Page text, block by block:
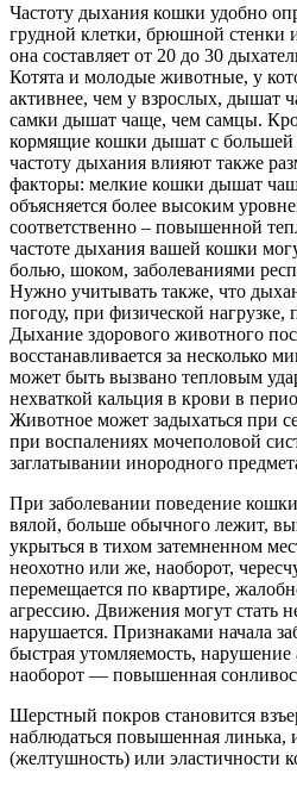
Частоту дыхания кошки удобно
грудной клетки, брюшной стенки
она составляет от 20 до 30
Котята и молодые животные, у
активнее, чем у взрослых, дышат
самки дышат чаще, чем самцы.
кормящие кошки дышат с большей
частоту дыхания влияют также
факторы: мелкие кошки дышат
объясняется более высоким
соответственно – повышенной
частоте дыхания вашей кошки
болью, шоком, заболеваниями
Нужно учитывать также, что
погоду, при физической
Дыхание здорового животного
восстанавливается за несколько
может быть вызвано тепловым
нехваткой кальция в крови в
Животное может задыхаться при
при воспалениях мочеполовой
заглатывании инородного
При заболевании поведение
вялой, больше обычного лежит,
укрыться в тихом затемненном
неохотно или же, наоборот,
перемещается по квартире,
агрессию. Движения могут стать
нарушается. Признаками начала
быстрая утомляемость,
наоборот — повышенная
Шерстный покров становится
наблюдаться повышенная линька,
(желтушность) или эластичности